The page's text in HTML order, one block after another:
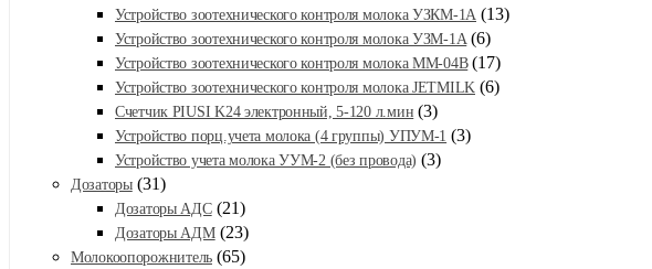
Устройство зоотехнического контроля молока УЗКМ-1А (13)
Устройство зоотехнического контроля молока УЗМ-1А (6)
Устройство зоотехнического контроля молока ММ-04В (17)
Устройство зоотехнического контроля молока JETMILK (6)
Счетчик PIUSI K24 электронный, 5-120 л.мин (3)
Устройство порц.учета молока (4 группы) УПУМ-1 (3)
Устройство учета молока УУМ-2 (без провода) (3)
Дозаторы (31)
Дозаторы АДС (21)
Дозаторы АДМ (23)
Молокоопорожнитель (65)